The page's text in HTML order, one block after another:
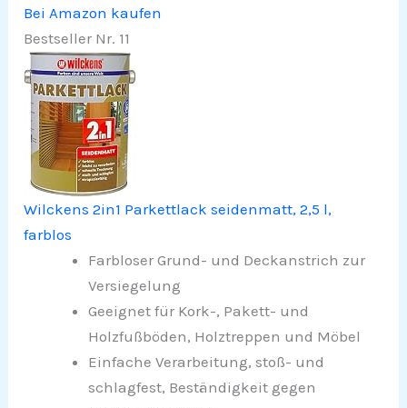
Bei Amazon kaufen
Bestseller Nr. 11
Wilckens 2in1 Parkettlack seidenmatt, 2,5 l,
farblos
Farbloser Grund- und Deckanstrich zur
Versiegelung
Geeignet für Kork-, Pakett- und
Holzfußböden, Holztreppen und Möbel
Einfache Verarbeitung, stoß- und
schlagfest, Beständigkeit gegen